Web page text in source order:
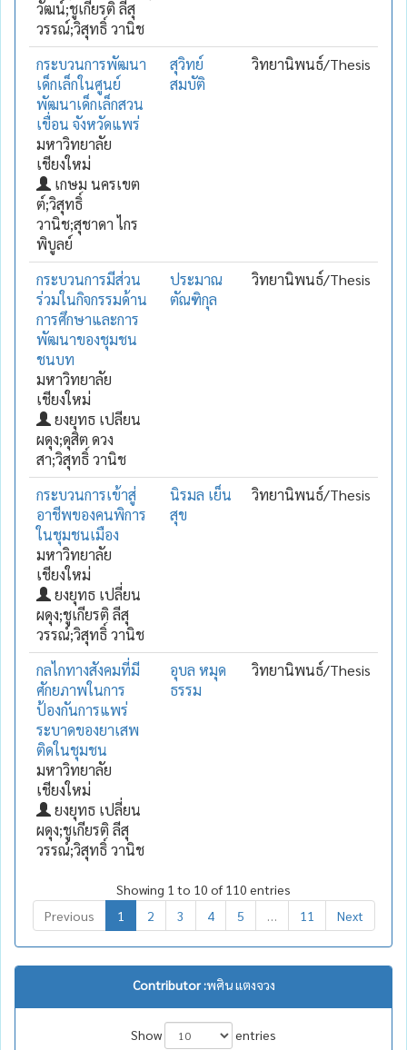
วัฒน์;ชูเกียรติ ลีสุ
วรรณ์;วิสุทธิ์ วานิช
กระบวนการพัฒนา
เด็กเล็กในศูนย์
พัฒนาเด็กเล็กสวน
เขื่อน จังหวัดแพร่
มหาวิทยาลัย
เชียงใหม่
เกษม นครเขต
ต์;วิสุทธิ์
วานิช;สุชาดา ไกร
พิบูลย์
สุวิทย์
สมบัติ
วิทยานิพนธ์/Thesis
กระบวนการมีส่วน
ร่วมในกิจกรรมด้าน
การศึกษาและการ
พัฒนาของชุมชน
ชนบท
มหาวิทยาลัย
เชียงใหม่
ยงยุทธ เปลียน
ผดุง;ดุสิต ดวง
สา;วิสุทธิ์ วานิช
ประมาณ
ตัณฑิกุล
วิทยานิพนธ์/Thesis
กระบวนการเข้าสู่
อาชีพของคนพิการ
ในชุมชนเมือง
มหาวิทยาลัย
เชียงใหม่
ยงยุทธ เปลี่ยน
ผดุง;ชูเกียรติ ลีสุ
วรรณ์;วิสุทธิ์ วานิช
นิรมล เย็น
สุข
วิทยานิพนธ์/Thesis
กลไกทางสังคมที่มี
ศักยภาพในการ
ป้องกันการแพร่
ระบาดของยาเสพ
ติดในชุมชน
มหาวิทยาลัย
เชียงใหม่
ยงยุทธ เปลี่ยน
ผดุง;ชูเกียรติ ลีสุ
วรรณ์;วิสุทธิ์ วานิช
อุบล หมุด
ธรรม
วิทยานิพนธ์/Thesis
Showing 1 to 10 of 110 entries
Previous
1 2 3 4 5 11 Next
Contributor :พศิน แตงจวง
Show entries